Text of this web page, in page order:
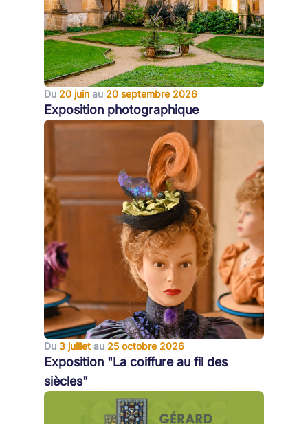
Du 20 juin au 20 septembre 2026
Exposition photographique
Du 3 juillet au 25 octobre 2026
Exposition "La coiffure au fil des
siècles"